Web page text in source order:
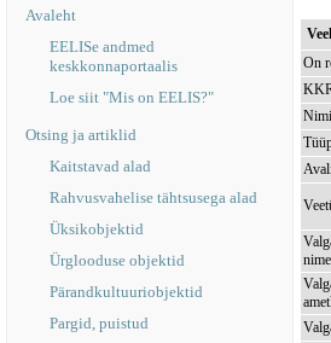
Avaleht
EELISe andmed
keskkonnaportaalis
Loe siit "Mis on EELIS?"
Otsing ja artiklid
Kaitstavad alad
Rahvusvahelise tähtsusega alad
Üksikobjektid
Ürglooduse objektid
Pärandkultuuriobjektid
Pargid, puistud
On
Nimi